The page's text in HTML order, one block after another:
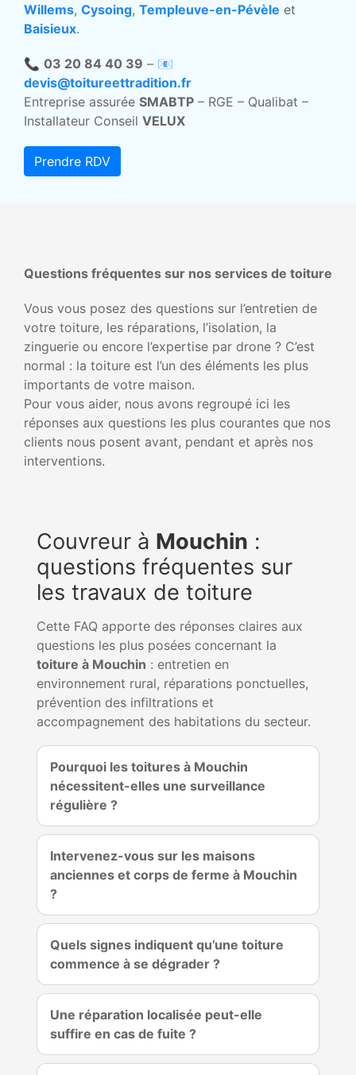
Willems, Cysoing, Templeuve-en-Pévèle et
Baisieux.
📞 03 20 84 40 39 – 📧
devis@toitureettradition.fr
Entreprise assurée SMABTP – RGE – Qualibat –
Installateur Conseil VELUX
Prendre RDV
Questions fréquentes sur nos services de toiture
Vous vous posez des questions sur l’entretien de
votre toiture, les réparations, l’isolation, la
zinguerie ou encore l’expertise par drone ? C’est
normal : la toiture est l’un des éléments les plus
importants de votre maison.
Pour vous aider, nous avons regroupé ici les
réponses aux questions les plus courantes que nos
clients nous posent avant, pendant et après nos
interventions.
Couvreur à Mouchin :
questions fréquentes sur
les travaux de toiture
Cette FAQ apporte des réponses claires aux
questions les plus posées concernant la
toiture à Mouchin : entretien en
environnement rural, réparations ponctuelles,
prévention des infiltrations et
accompagnement des habitations du secteur.
Pourquoi les toitures à Mouchin
nécessitent-elles une surveillance
régulière ?
Intervenez-vous sur les maisons
anciennes et corps de ferme à Mouchin
?
Quels signes indiquent qu’une toiture
commence à se dégrader ?
Une réparation localisée peut-elle
suffire en cas de fuite ?